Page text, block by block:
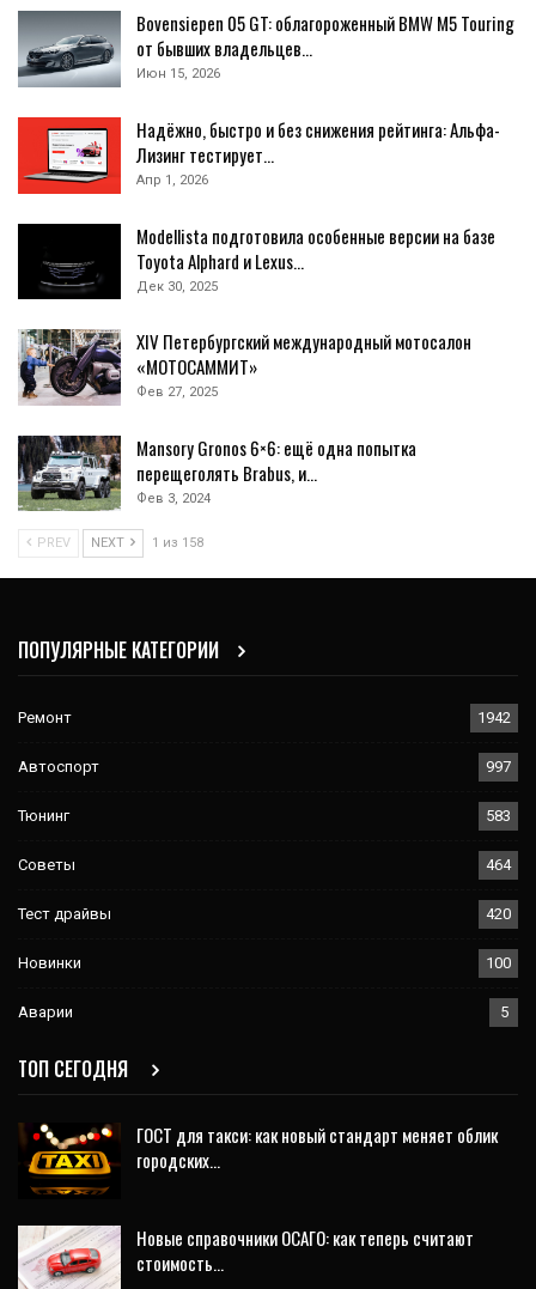
Bovensiepen 05 GT: облагороженный BMW M5 Touring
от бывших владельцев…
Июн 15, 2026
Надёжно, быстро и без снижения рейтинга: Альфа-
Лизинг тестирует…
Апр 1, 2026
Modellista подготовила особенные версии на базе
Toyota Alphard и Lexus…
Дек 30, 2025
XIV Петербургский международный мотосалон
«МОТОСАММИТ»
Фев 27, 2025
Mansory Gronos 6×6: ещё одна попытка
перещеголять Brabus, и…
Фев 3, 2024
PREV NEXT 1 из 158
ПОПУЛЯРНЫЕ КАТЕГОРИИ
Ремонт 1942
Автоспорт 997
Тюнинг 583
Советы 464
Тест драйвы 420
Новинки 100
Аварии 5
ТОП СЕГОДНЯ
ГОСТ для такси: как новый стандарт меняет облик
городских…
Новые справочники ОСАГО: как теперь считают
стоимость…